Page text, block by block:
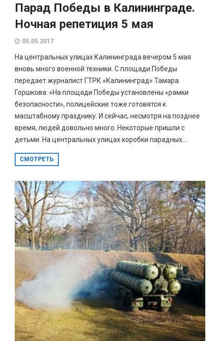
Парад Победы в Калининграде.
Ночная репетиция 5 мая
05.05.2017
На центральных улицах Калининграда вечером 5 мая
вновь много военной техники. С площади Победы
передает журналист ГТРК «Калининград» Тамара
Горшкова: «На площади Победы установлены «рамки
безопасности», полицейские тоже готовятся к
масштабному празднику. И сейчас, несмотря на позднее
время, людей довольно много. Некоторые пришли с
детьми. На центральных улицах коробки парадных...
СМОТРЕТЬ